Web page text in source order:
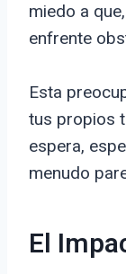
miedo a
enfrente
Esta
tus propios
espera,
menudo
El